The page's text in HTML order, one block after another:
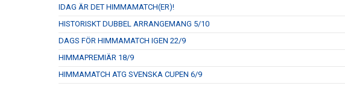
IDAG ÄR DET HIMMAMATCH(ER)!
HISTORISKT DUBBEL ARRANGEMANG 5/10
DAGS FÖR HIMMAMATCH IGEN 22/9
HIMMAPREMIÄR 18/9
HIMMAMATCH ATG SVENSKA CUPEN 6/9